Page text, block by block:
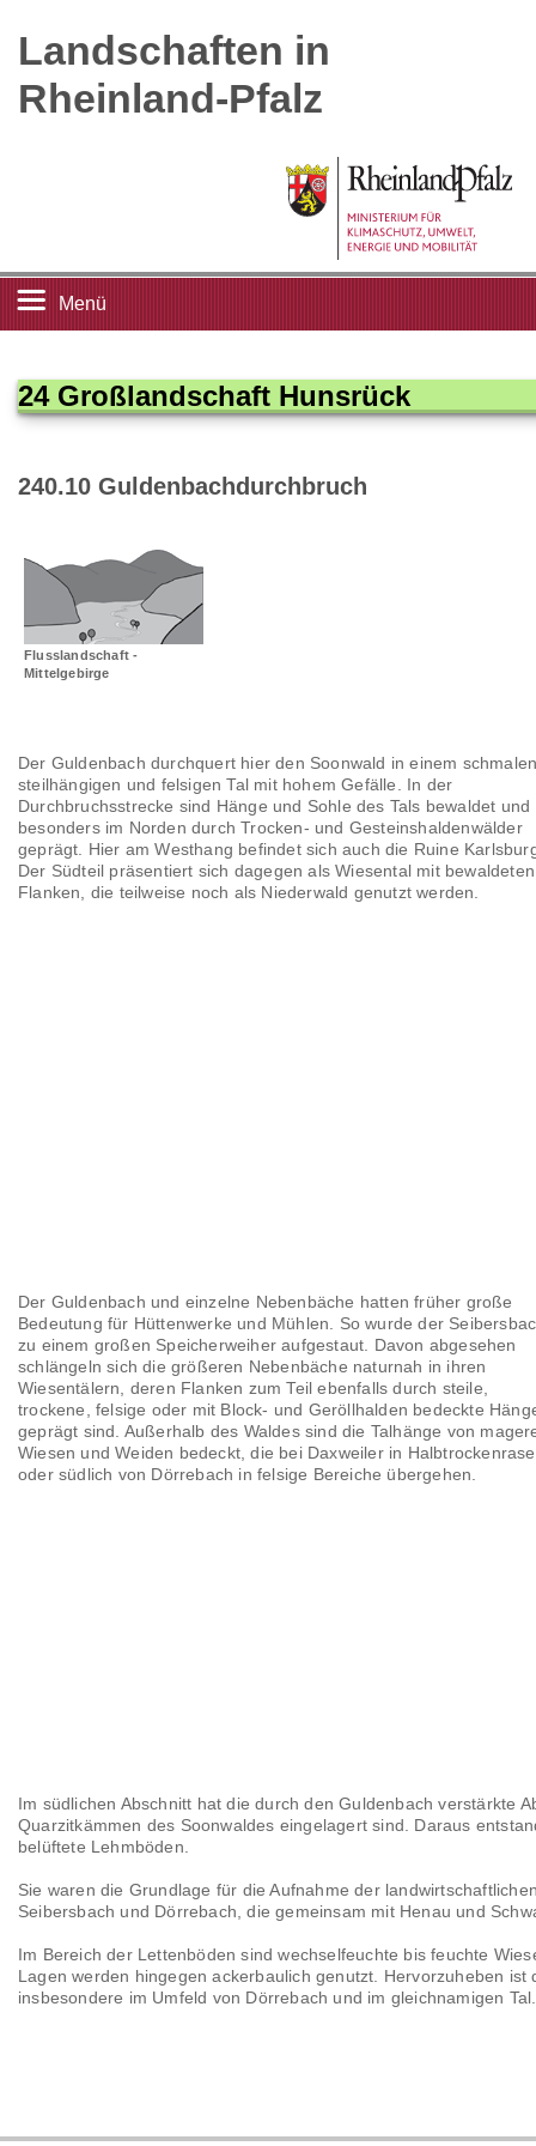
Landschaften in
Rheinland-Pfalz
Menü
Landschaftsleitbilder
Großlandschaften
Landschaftsräume
Glossar
24 Großlandschaft Hunsrück
240.10 Guldenbachdurchbruch
Flusslandschaft -
Mittelgebirge
Der Guldenbach durchquert hier den Soonwald in einem
steilhängigen und felsigen Tal mit hohem Gefälle. In der
Durchbruchsstrecke sind Hänge und Sohle des Tals bewaldet und
besonders im Norden durch Trocken- und Gesteinshaldenwälder
geprägt. Hier am Westhang befindet sich auch die Ruine
Der Südteil präsentiert sich dagegen als Wiesental mit bewaldeten
Flanken, die teilweise noch als Niederwald genutzt werden.
Der Guldenbach und einzelne Nebenbäche hatten früher große
Bedeutung für Hüttenwerke und Mühlen. So wurde der
zu einem großen Speicherweiher aufgestaut. Davon abgesehen
schlängeln sich die größeren Nebenbäche naturnah in ihren
Wiesentälern, deren Flanken zum Teil ebenfalls durch steile,
trockene, felsige oder mit Block- und Geröllhalden bedeckte
geprägt sind. Außerhalb des Waldes sind die Talhänge von
Wiesen und Weiden bedeckt, die bei Daxweiler in
oder südlich von Dörrebach in felsige Bereiche übergehen.
Im südlichen Abschnitt hat die durch den Guldenbach verstärkte
Quarzitkämmen des Soonwaldes eingelagert sind. Daraus
belüftete Lehmböden.
Sie waren die Grundlage für die Aufnahme der
Seibersbach und Dörrebach, die gemeinsam mit Henau und
Im Bereich der Lettenböden sind wechselfeuchte bis feuchte
Lagen werden hingegen ackerbaulich genutzt. Hervorzuheben
insbesondere im Umfeld von Dörrebach und im gleichnamigen Tal.